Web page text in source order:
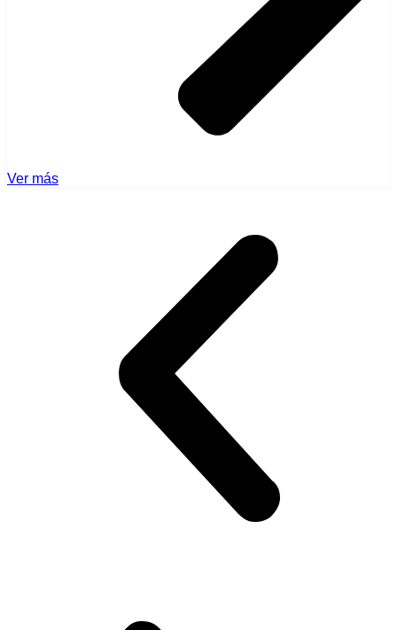
Ver más